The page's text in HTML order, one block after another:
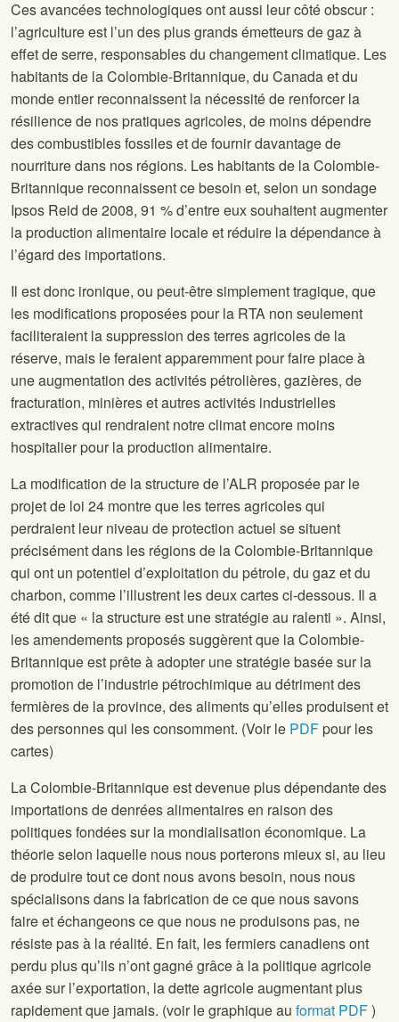
Ces avancées technologiques ont aussi leur côté obscur :
l’agriculture est l’un des plus grands émetteurs de gaz à
effet de serre, responsables du changement climatique. Les
habitants de la Colombie-Britannique, du Canada et du
monde entier reconnaissent la nécessité de renforcer la
résilience de nos pratiques agricoles, de moins dépendre
des combustibles fossiles et de fournir davantage de
nourriture dans nos régions. Les habitants de la Colombie-
Britannique reconnaissent ce besoin et, selon un sondage
Ipsos Reid de 2008, 91 % d’entre eux souhaitent augmenter
la production alimentaire locale et réduire la dépendance à
l’égard des importations.
Il est donc ironique, ou peut-être simplement tragique, que
les modifications proposées pour la RTA non seulement
faciliteraient la suppression des terres agricoles de la
réserve, mais le feraient apparemment pour faire place à
une augmentation des activités pétrolières, gazières, de
fracturation, minières et autres activités industrielles
extractives qui rendraient notre climat encore moins
hospitalier pour la production alimentaire.
La modification de la structure de l’ALR proposée par le
projet de loi 24 montre que les terres agricoles qui
perdraient leur niveau de protection actuel se situent
précisément dans les régions de la Colombie-Britannique
qui ont un potentiel d’exploitation du pétrole, du gaz et du
charbon, comme l’illustrent les deux cartes ci-dessous. Il a
été dit que « la structure est une stratégie au ralenti ». Ainsi,
les amendements proposés suggèrent que la Colombie-
Britannique est prête à adopter une stratégie basée sur la
promotion de l’industrie pétrochimique au détriment des
fermières de la province, des aliments qu’elles produisent et
des personnes qui les consomment. (Voir le PDFpour les
cartes)
La Colombie-Britannique est devenue plus dépendante des
importations de denrées alimentaires en raison des
politiques fondées sur la mondialisation économique. La
théorie selon laquelle nous nous porterons mieux si, au lieu
de produire tout ce dont nous avons besoin, nous nous
spécialisons dans la fabrication de ce que nous savons
faire et échangeons ce que nous ne produisons pas, ne
résiste pas à la réalité. En fait, les fermiers canadiens ont
perdu plus qu’ils n’ont gagné grâce à la politique agricole
axée sur l’exportation, la dette agricole augmentant plus
rapidement que jamais. (voir le graphique au format PDF)